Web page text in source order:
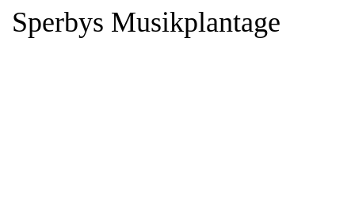
Sperbys Musikplantage